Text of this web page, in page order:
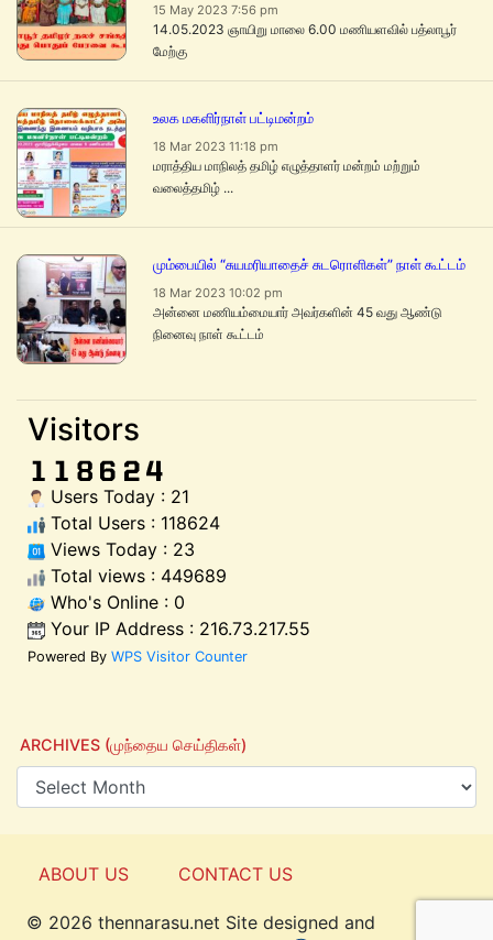
15 May 2023 7:56 pm
14.05.2023 ஞாயிறு மாலை 6.00 மணியளவில் பத்லாபூர்
மேற்கு
உலக மகளிர்நாள் பட்டிமன்றம்
18 Mar 2023 11:18 pm
மராத்திய மாநிலத் தமிழ் எழுத்தாளர் மன்றம் மற்றும்
வலைத்தமிழ் ...
மும்பையில் “சுயமரியாதைச் சுடரொளிகள்” நாள் கூட்டம்
18 Mar 2023 10:02 pm
அன்னை மணியம்மையார் அவர்களின் 45 வது ஆண்டு
நினைவு நாள் கூட்டம்
Visitors
Users Today : 21
Total Users : 118624
Views Today : 23
Total views : 449689
Who's Online : 0
Your IP Address : 216.73.217.55
Powered By WPS Visitor Counter
ARCHIVES (முந்தைய செய்திகள்)
ABOUT US CONTACT US
© 2026 thennarasu.net Site designed and